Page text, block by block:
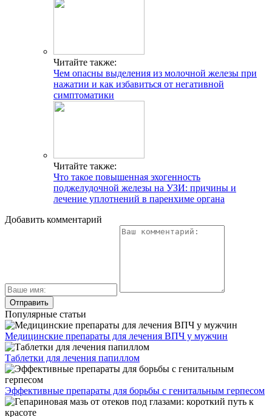
Читайте также:
Чем опасны выделения из молочной железы при
нажатии и как избавиться от негативной
симптоматики
Читайте также:
Что такое повышенная эхогенность
поджелудочной железы на УЗИ: причины и
лечение уплотнений в паренхиме органа
Добавить комментарий
Популярные статьи
Медицинские препараты для лечения ВПЧ у мужчин
Таблетки для лечения папиллом
Эффективные препараты для борьбы с генитальным герпесом